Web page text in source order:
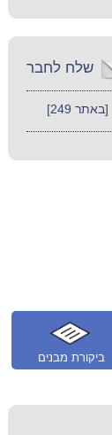
שלח לחבר
[באתר 249]
ביקורת מבנים